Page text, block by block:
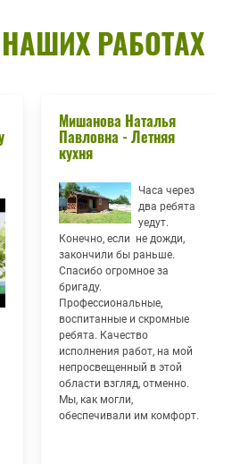
РАБОТАХ
Мишанова Наталья
Павловна - Летняя
кухня
Часа через
два ребята
уедут.
Конечно, если не дожди,
закончили бы раньше.
Спасибо огромное за
бригаду.
Профессиональные,
воспитанные и скромные
ребята. Качество
исполнения работ, на мой
непросвещенный в этой
области взгляд, отменно.
Мы, как могли,
обеспечивали им комфорт.